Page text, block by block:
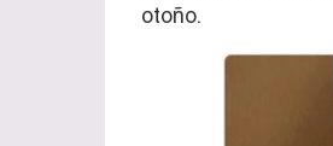
otoño.